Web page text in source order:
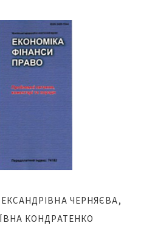
ЧЕРНЯЄВА,
КОНДРАТЕНКО